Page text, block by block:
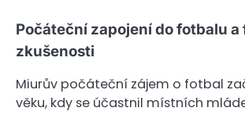
Počáteční zapojení do fotbalu
zkušenosti
Miurův počáteční zájem o fotbal
věku, kdy se účastnil místních